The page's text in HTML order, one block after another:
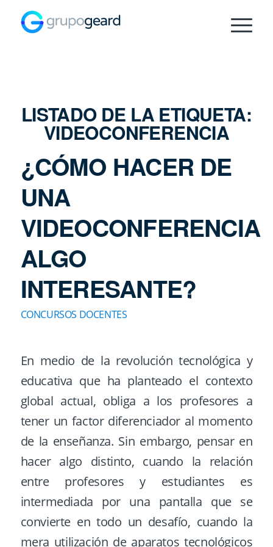
LISTADO DE LA ETIQUETA:
VIDEOCONFERENCIA
¿CÓMO HACER DE
UNA
VIDEOCONFERENCIA
ALGO
INTERESANTE?
CONCURSOS DOCENTES
En medio de la revolución tecnológica y
educativa que ha planteado el contexto
global actual, obliga a los profesores a
tener un factor diferenciador al momento
de la enseñanza. Sin embargo, pensar en
hacer algo distinto, cuando la relación
entre profesores y estudiantes es
intermediada por una pantalla que se
convierte en todo un desafío, cuando la
mera utilización de aparatos tecnológicos